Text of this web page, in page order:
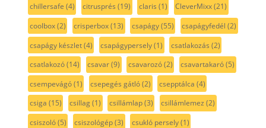
chillersafe (4) citrusprés (19) claris (1) CleverMixx(21)
coolbox(2) crisperbox(13) csapágy(55) csapágyfedél (2)
csapágy készlet(4) csapágypersely(1) csatlakozás (2)
csatlakozó(14) csavar(9) csavarozó(2) csavartakaró(5)
csempevágó(1) csepegés gátló(2) csepptálca (4)
csiga (15) csillag(1) csillámlap(3) csillámlemez (2)
csiszoló(5) csiszológép(3) csukló persely(1)